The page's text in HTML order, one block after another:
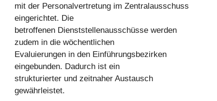
mit der Personalvertretung im Zentralausschuss
eingerichtet. Die
betroffenen Dienststellenausschüsse werden
zudem in die wöchentlichen
Evaluierungen in den Einführungsbezirken
eingebunden. Dadurch ist ein
strukturierter und zeitnaher Austausch
gewährleistet.